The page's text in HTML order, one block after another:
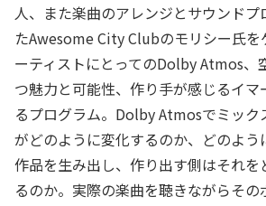
人、また楽曲のアレンジとサウンドプ
たAwesome City Clubのモリシー氏を
ーティストにとってのDolby Atmos、
つ魅力と可能性、作り手が感じるイ
るプログラム。Dolby Atmosでミック
がどのように変化するのか、どのよう
作品を生み出し、作り出す側はそれを
るのか。実際の楽曲を聴きながらそ